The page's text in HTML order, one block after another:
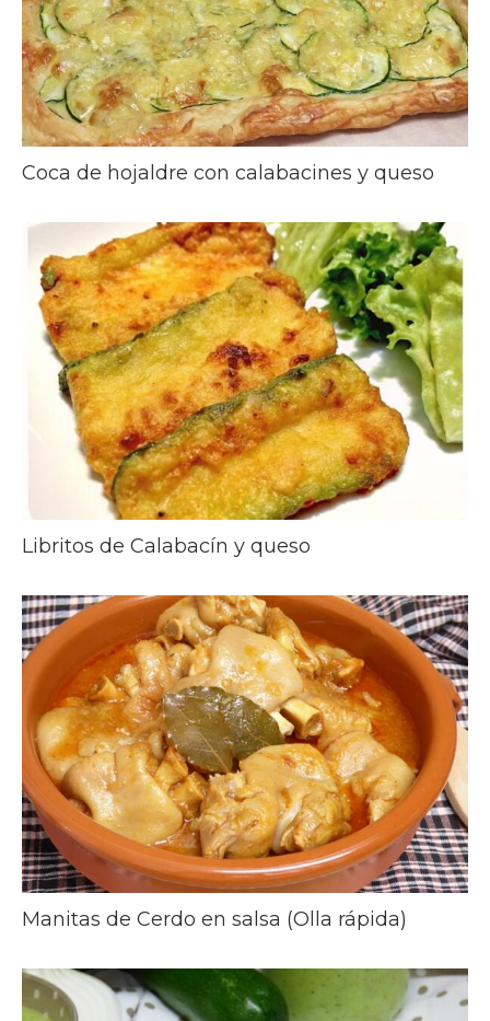
Coca de hojaldre con calabacines y queso
Libritos de Calabacín y queso
Manitas de Cerdo en salsa (Olla rápida)